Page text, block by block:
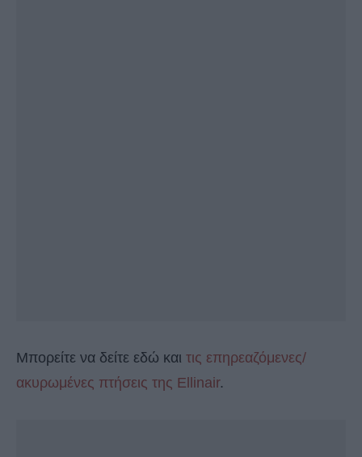
Μπορείτε να δείτε εδώ και τις επηρεαζόμενες/
ακυρωμένες πτήσεις της Ellinair.